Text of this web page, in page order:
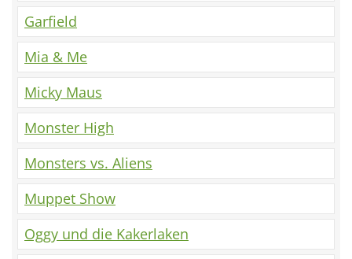
Garfield
Mia & Me
Micky Maus
Monster High
Monsters vs. Aliens
Muppet Show
Oggy und die Kakerlaken